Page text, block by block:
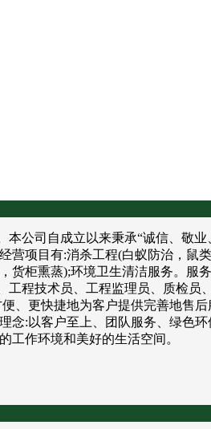
司自成立以来秉承“诚信、敬
项目有:消杀工程(白蚁防治，鼠
柜熏蒸);环境卫生清洁服务。服
程技术员、工程监理员、质检
更快捷地为客户提供完善地售
:以客户至上、团队服务、绿色
工作环境和美好的生活空间。